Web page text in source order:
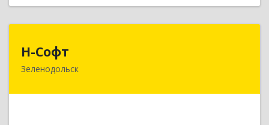
Н-Софт
Зеленодольск422521, Татарстан Респ (Татарстан),